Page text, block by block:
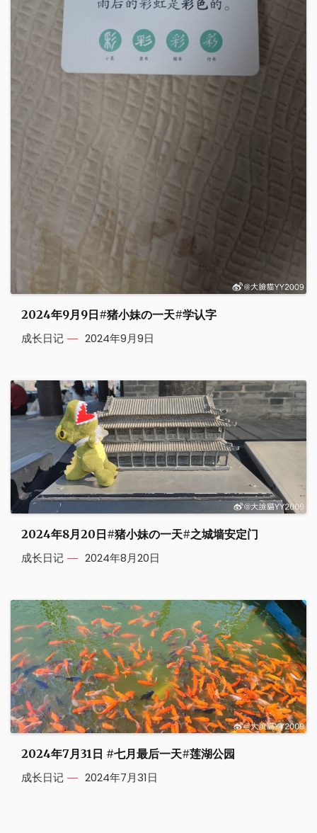
2024年9月9日#猪小妹の一天#学认字
成长日记 2024年9月9日
2024年8月20日#猪小妹の一天#之城墙安定门
成长日记 2024年8月20日
2024年7月31日 #七月最后一天#莲湖公园
成长日记 2024年7月31日